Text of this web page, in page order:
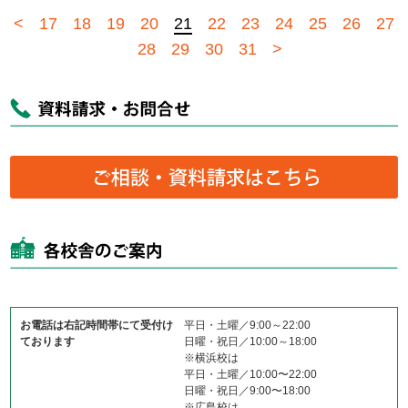
< 17 18 19 20 21 22 23 24 25 26
27
28
29 30 31 >
お電話は右記時間帯にて受付け
ております
平日・土曜／9:00～22:00
日曜・祝日／10:00～18:00
※横浜校は
平日・土曜／10:00〜22:00
日曜・祝日／9:00〜18:00